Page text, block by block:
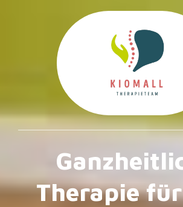
Therapie